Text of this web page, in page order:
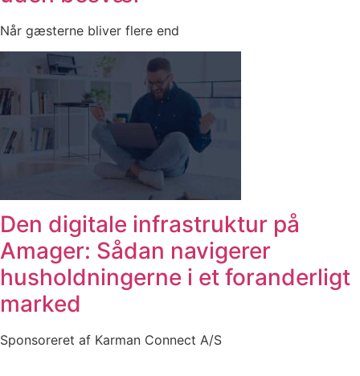
Når gæsterne bliver flere end
Den digitale infrastruktur på
Amager: Sådan navigerer
husholdningerne i et foranderligt
marked
Sponsoreret af Karman Connect A/S